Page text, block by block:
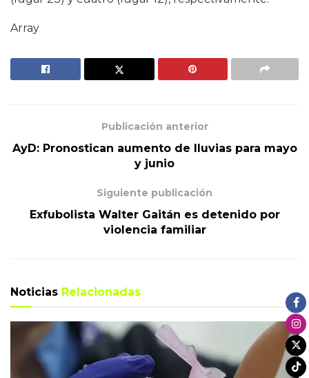
Array
Publicación anterior
AyD: Pronostican aumento de lluvias para mayo
y junio
Siguiente publicación
Exfubolista Walter Gaitán es detenido por
violencia familiar
Noticias Relacionadas